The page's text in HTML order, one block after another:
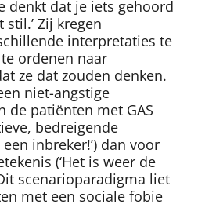
denkt dat je iets gehoord
Zij kregen
interpretaties te
ordenen naar
ze dat zouden denken.
niet-angstige
de patiënten met GAS
bedreigende
inbreker!’) dan voor
(‘Het is weer de
scenarioparadigma liet
met een sociale fobie